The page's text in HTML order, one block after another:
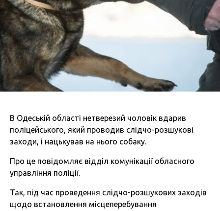
В Одеській області нетверезий чоловік вдарив
поліцейського, який проводив слідчо-розшукові
заходи, і нацькував на нього собаку.
Про це повідомляє відділ комунікації обласного
управління поліції.
Так, під час проведення слідчо-розшукових заходів
щодо встановлення місцеперебування